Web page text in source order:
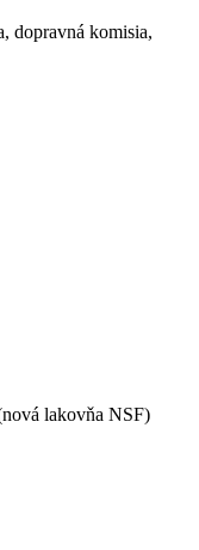
dopravná komisia,
lakovňa NSF)